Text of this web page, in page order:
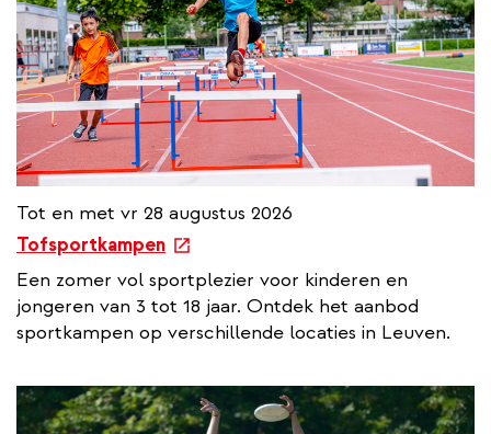
Tot en met vr 28 augustus 2026
Tofsportkampen
e
x
t
e
a
Een zomer vol sportplezier voor kinderen en
jongeren van 3 tot 18 jaar. Ontdek het aanbod
sportkampen op verschillende locaties in Leuven.